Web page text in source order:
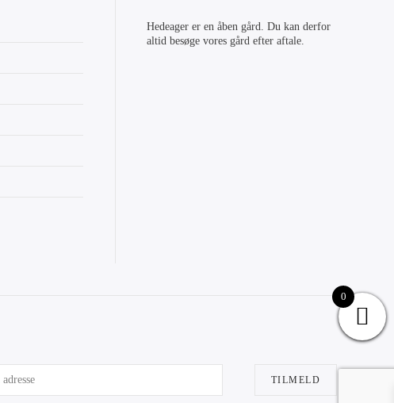
Hedeager er en åben gård. Du kan derfor
altid besøge vores gård efter aftale.
TILMELD
0